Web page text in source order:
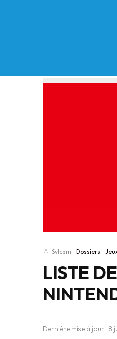
Sylcam Dossiers
LISTE
Dernière mise à jour: 8